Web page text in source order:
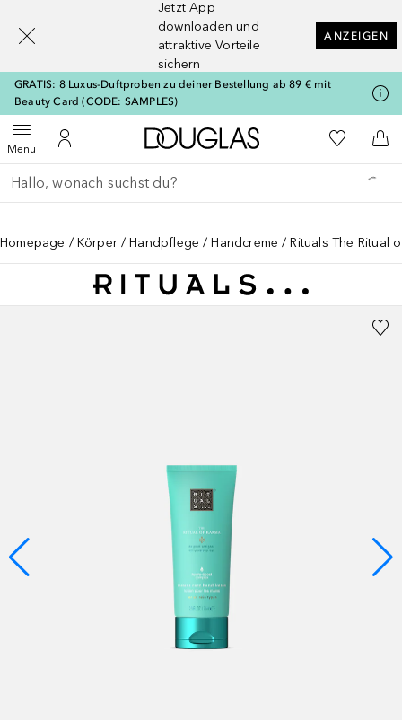
Jetzt App
downloaden und
attraktive Vorteile
sichern
ANZEIGEN
GRATIS: 8 Luxus-Duftproben zu deiner Bestellung ab 89 € mit
Beauty Card (CODE: SAMPLES)
MenüMenü öffnenZu Meinem Kundenkonto
Zur Douglas Startseite
Zu Meiner
Gehe zurück
Suche ausführen
Homepage Körper Handpflege Handcreme Rituals The Ritual
[navigation.slideout.screenreader]